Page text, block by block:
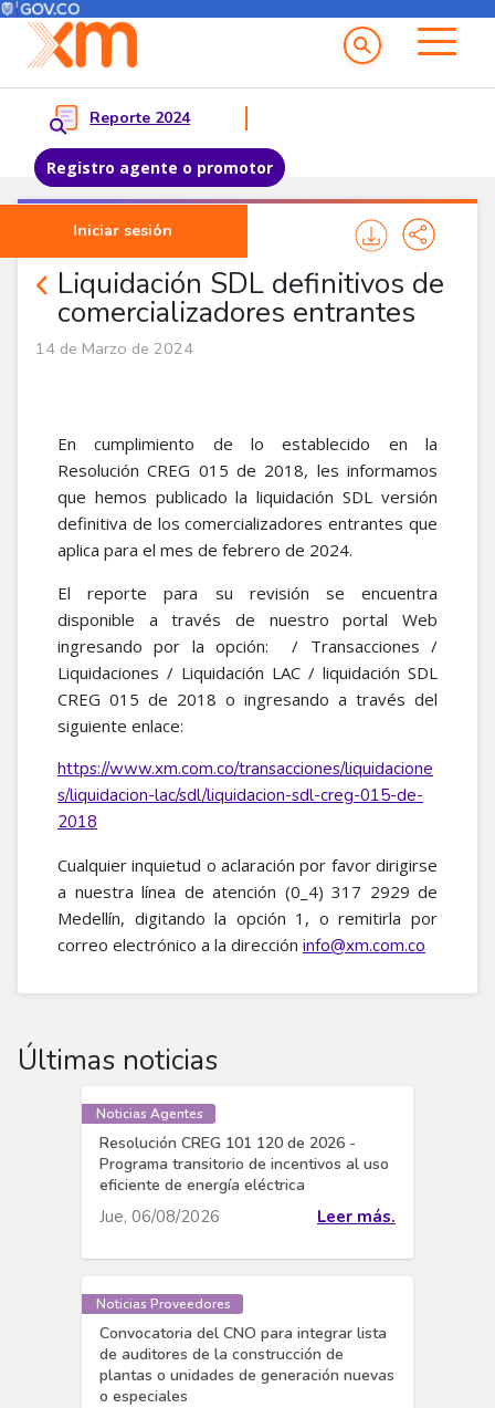
Pasar al contenido principal
Menú del Usuario
Reporte 2024
Registro agente o promotor
Iniciar sesión
Menu principal
Liquidación SDL definitivos de
comercializadores entrantes
Noticias Agentes
14 de Marzo de 2024
En cumplimiento de lo establecido en la
Resolución CREG 015 de 2018, les informamos
que hemos publicado la liquidación SDL versión
definitiva de los comercializadores entrantes que
aplica para el mes de febrero de 2024.
El reporte para su revisión se encuentra
disponible a través de nuestro portal Web
ingresando por la opción: / Transacciones /
Liquidaciones / Liquidación LAC / liquidación SDL
CREG 015 de 2018 o ingresando a través del
siguiente enlace:
https://www.xm.com.co/transacciones/liquidacione
s/liquidacion-lac/sdl/liquidacion-sdl-creg-015-de-
2018
Cualquier inquietud o aclaración por favor dirigirse
a nuestra línea de atención (0_4) 317 2929 de
Medellín, digitando la opción 1, o remitirla por
correo electrónico a la dirección info@xm.com.co
Últimas noticias
Noticias Agentes
Resolución CREG 101 120 de 2026 -
Programa transitorio de incentivos al uso
eficiente de energía eléctrica
Jue, 06/08/2026 Leer más.
Noticias Proveedores
Convocatoria del CNO para integrar lista
de auditores de la construcción de
plantas o unidades de generación nuevas
o especiales